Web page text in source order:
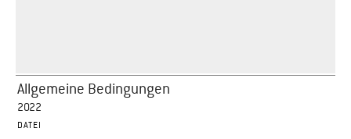
Allgemeine Bedingungen
2022
DATEI